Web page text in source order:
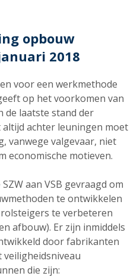
opbouw
2018
voor een werkmethode
op het voorkomen van
de laatste stand der
achter leuningen moet
vanwege valgevaar, niet
economische motieven.
aan VSB gevraagd om
te ontwikkelen
te verbeteren
afbouw). Er zijn inmiddels
door fabrikanten
veiligheidsniveau
die zijn: